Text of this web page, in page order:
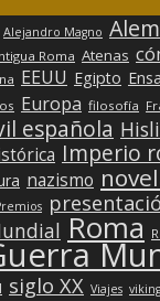
Alejandro Magno
Roma Atenas
EEUU Egipto
Europa filosofía
española
Imperio
nazismo
Roma
siglo XX Viajes